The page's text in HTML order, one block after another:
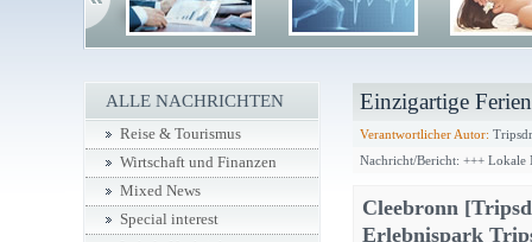
Einzigartige
Verantwortlicher Autor:
Nachricht/Bericht: +++ Lokale
Cleebronn
Erlebnispark
ALLE NACHRICHTEN
Reise & Tourismus
Wirtschaft und Finanzen
Mixed News
Special interest